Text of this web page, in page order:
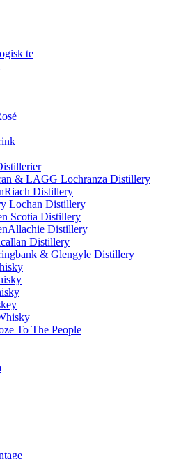
te
& LAGG Lochranza Distillery
Distillery
Lochan Distillery
Scotia Distillery
Distillery
Distillery
& Glengyle Distillery
To The People